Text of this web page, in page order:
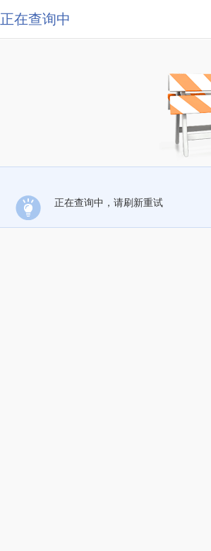
正在查询中
正在查询中，请刷新重试